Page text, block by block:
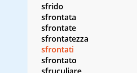
sfrido
sfrontata
sfrontate
sfrontatezza
sfrontati
sfrontato
sfruculiare